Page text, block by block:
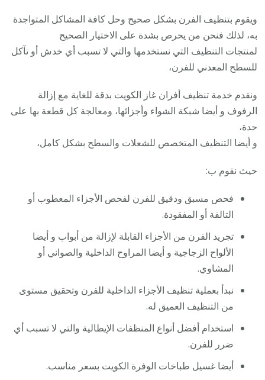
ويقوم بتنظيف الفرن بشكل صحيح وحل كافة المشاكل المتواجدة
به، لذلك فنحن من يحرص بشدة على الاختيار الصحيح
لمنتجات التنظيف التي نستخدمها والتي لا تسبب أي خدش أو تآكل
للسطح المعدني للفرن،
ونقدم خدمة تنظيف أفران غاز الكويت بدقة للغاية مع إزالة
الرفوف و أيضا شبكة الشواء وأجزائها، ومعالجة كل قطعة بها على
حدة،
و أيضا التنظيف المتخصص للشعلات والسطح بشكل كامل،
حيث نقوم ب:
فحص مسبق ودقيق للفرن لفحص الأجزاء المعطوب أو
التالفة أو المفقودة.
تجريد الفرن من الأجزاء القابلة لإزالة من أبواب و أيضا
الألواح الزجاجية و أيضا المراوح الداخلية والصواني أو
المشاوي.
نبدأ بعملية تنظيف الأجزاء الداخلية للفرن وتحقيق مستوى
من التنظيف العميق له.
استخدام أفضل أنواع المنظفات الإيطالية والتي لا تسبب أي
ضرر للفرن.
أيضا غسيل طباخات الوفرة الكويت بسعر مناسب.